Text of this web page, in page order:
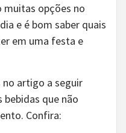
muitas opções no
e é bom saber quais
em uma festa e
no artigo a seguir
bebidas que não
Confira: